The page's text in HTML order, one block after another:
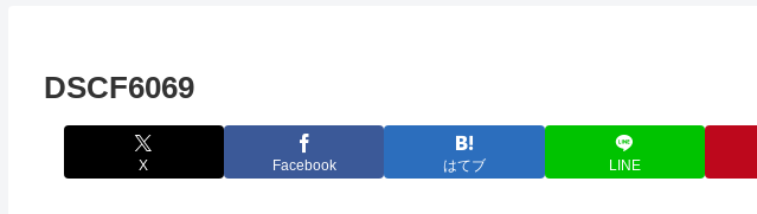
DSCF6069
X Facebook はてブ LINE